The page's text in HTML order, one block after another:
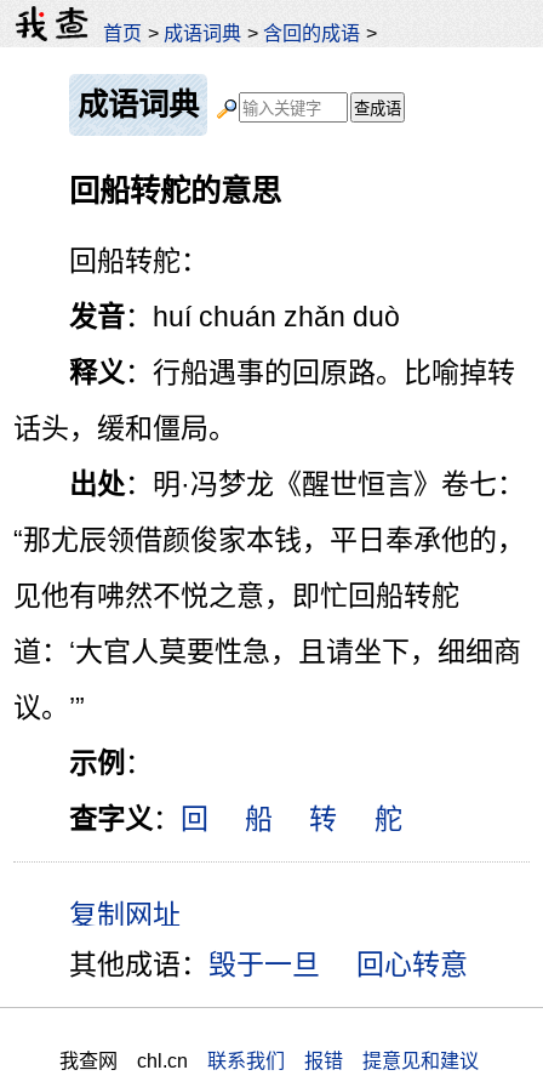
首页 > 成语词典 >含回的成语 >
成语词典
回船转舵的意思
回船转舵：
发音：huí chuán zhǎn duò
释义 ：行船遇事的回原路。比喻掉转
话头，缓和僵局。
出处：明·冯梦龙《醒世恒言》卷七：
“那尤辰领借颜俊家本钱，平日奉承他的，
见他有咈然不悦之意，即忙回船转舵
道：‘大官人莫要性急，且请坐下，细细商
议。’”
示例 ：
查字义 ： 回 船 转 舵
其他成语： 毁于一旦 回心转意
我查网 chl.cn 联系我们 报错 提意见和建议